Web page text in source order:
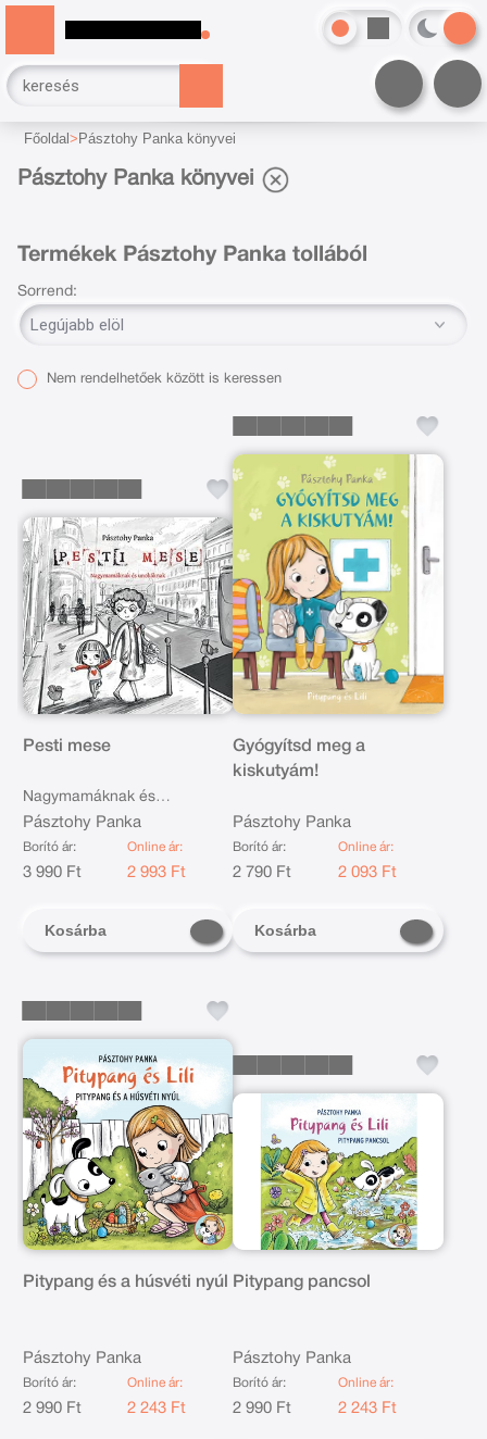
Főoldal Pásztohy Panka könyvei
Pásztohy Panka könyvei
Termékek Pásztohy Panka tollából
Sorrend:
Nem rendelhetőek között is keressen
Pesti mese
Nagymamáknak és
unokáknak
Pásztohy Panka
Borító ár:
3 990 Ft
Online ár:
2 993 Ft
Kosárba
Gyógyítsd meg a
kiskutyám!
Pásztohy Panka
Borító ár:
2 790 Ft
Online ár:
2 093 Ft
Kosárba
Pitypang és a húsvéti nyúl
Pásztohy Panka
Borító ár:
2 990 Ft
Online ár:
2 243 Ft
Pitypang pancsol
Pásztohy Panka
Borító ár:
2 990 Ft
Online ár:
2 243 Ft